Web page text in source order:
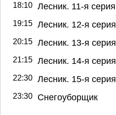
18:10 Лесник. 11-я серия
19:15 Лесник. 12-я серия
20:15 Лесник. 13-я серия
21:15 Лесник. 14-я серия
22:30 Лесник. 15-я серия
23:30 Снегоуборщик